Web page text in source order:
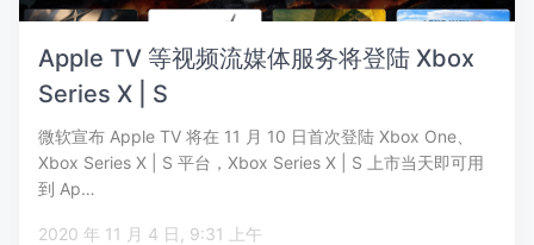
Apple TV 等视频流媒体服务将登陆 Xbox
Series X | S
微软宣布 Apple TV 将在 11 月 10 日首次登陆 Xbox One、
Xbox Series X | S 平台，Xbox Series X | S 上市当天即可用
到 Ap…
2020 年 11 月 4 日, 9:31 上午